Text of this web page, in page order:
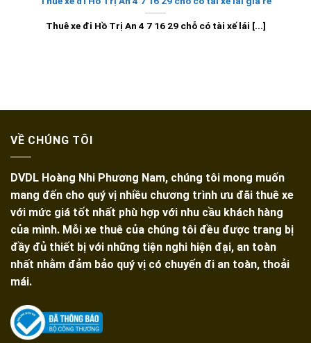
Thuê xe đi Hồ Trị An 4 7 16 29 chỗ có tài xế lái [...]
VỀ CHÚNG TÔI
DVDL Hoàng Nhi Phương Nam, chúng tôi mong muốn
mang đến cho quý vị nhiều chương trình ưu đãi thuê xe
với mức giá tốt nhất phù hợp với nhu cầu khách hàng
của mình. Mỗi xe thuê của chúng tôi đều được trang bị
đầy đủ thiết bị với những tiện nghi hiện đại, an toàn
nhất nhằm đảm bảo quý vị có chuyến đi an toàn, thoải
mái.